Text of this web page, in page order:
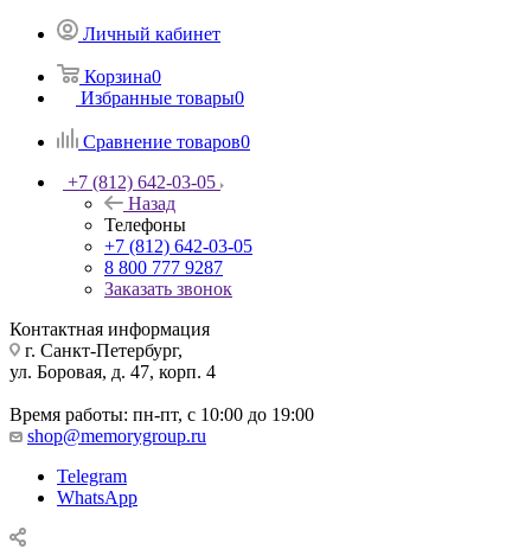
Личный кабинет
Корзина0
Избранные товары0
Сравнение товаров0
+7 (812) 642-03-05
Назад
Телефоны
+7 (812) 642-03-05
8 800 777 9287
Заказать звонок
Контактная информация
г. Санкт-Петербург,
ул. Боровая, д. 47, корп. 4
Время работы: пн-пт, с 10:00 до 19:00
shop@memorygroup.ru
Telegram
WhatsApp